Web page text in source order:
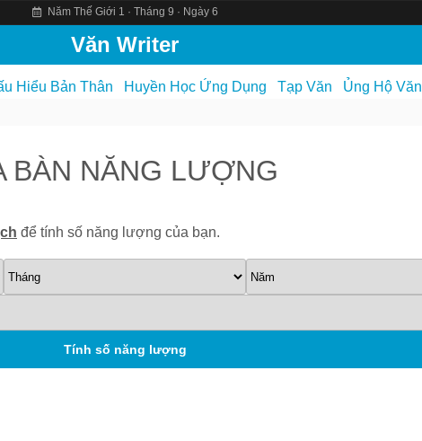
Năm Thế Giới 1 · Tháng 9 · Ngày 6
Văn Writer
Hiểu Bản Thân Huyền Học Ứng Dụng Tạp Văn Ủng Hộ Văn
BÀN NĂNG LƯỢNG
để tính số năng lượng của bạn.